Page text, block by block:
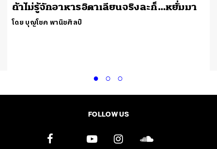
ถ้าไม่รู้จักอาหารอิตาเลียนจริงละก็…หยั่มมา
โดย บุญโชค พานิชศิลป์
FOLLOW US